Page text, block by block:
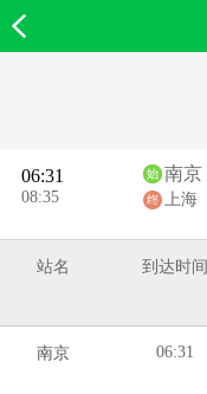
06:31
08:35
南京
上海
站名 到达时间
南京 06:31